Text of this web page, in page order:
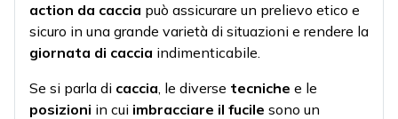
action da caccia può assicurare un prelievo etico e
sicuro in una grande varietà di situazioni e rendere la
giornata di caccia indimenticabile.
Se si parla di caccia, le diverse tecniche e le
posizioni in cui imbracciare il fucile sono un